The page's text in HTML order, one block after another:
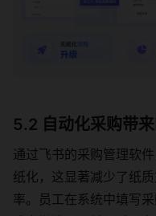
5.2 自动化采购带
通过飞书的采购管理软
纸化，这显著减少了纸
率。员工在系统中填写